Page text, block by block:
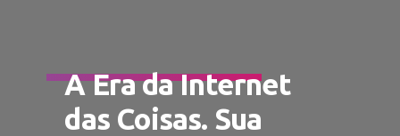
A Era da Internet
das Coisas. Sua